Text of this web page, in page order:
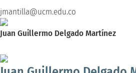
jmantilla@ucm.edu.co
Juan Guillermo Delgado Martínez